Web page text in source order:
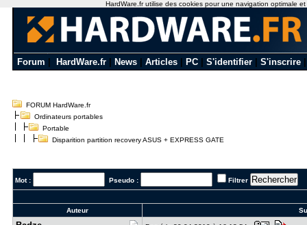
Forum HardWare.fr News Articles PC S'identifier S'inscrire
FORUM HardWare.fr
Ordinateurs portables
Portable
Disparition partition recovery ASUS + EXPRESS GATE
Mot : Pseudo : Filtrer
Auteur
HardWare.fr utilise des cookies pour une navigation optimale